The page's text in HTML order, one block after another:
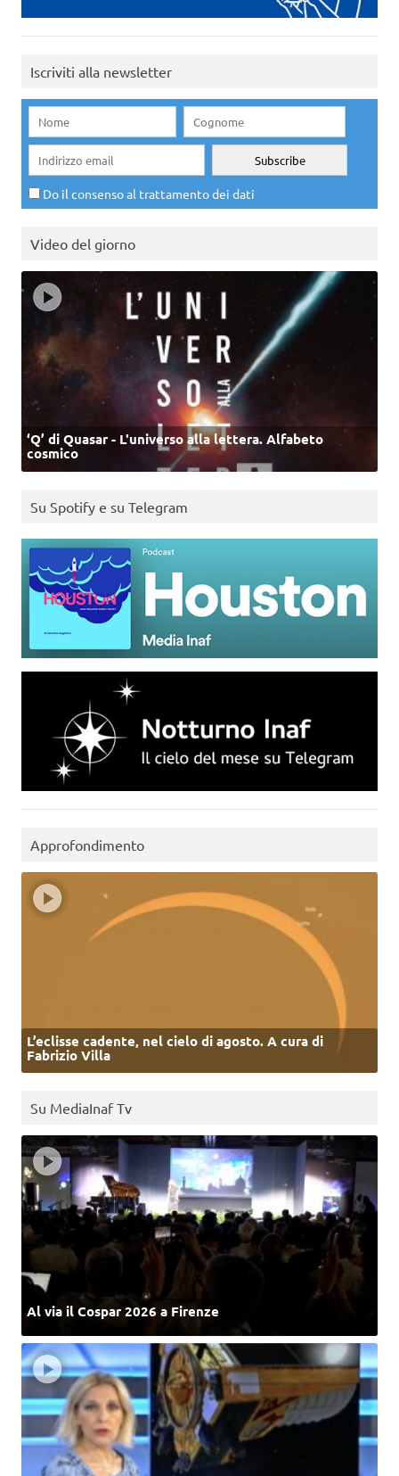
Iscriviti alla newsletter
Do il consenso al trattamento dei dati
Video del giorno
‘Q’ di Quasar - L'universo alla lettera. Alfabeto
cosmico
Su Spotify e su Telegram
Approfondimento
L’eclisse cadente, nel cielo di agosto. A cura di
Fabrizio Villa
Su MediaInaf Tv
Al via il Cospar 2026 a Firenze